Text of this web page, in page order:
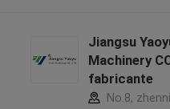
Jiangsu
Machinery
fabricante
No.8,